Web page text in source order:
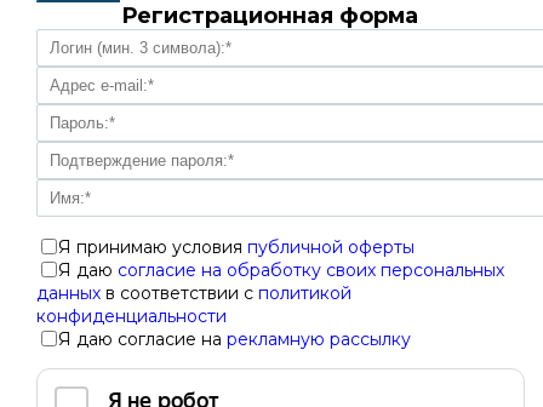
Регистрационная форма
Я принимаю условияпубличной оферты
Я даю согласие на обработку своих персональных
данных в соответствии сполитикой
конфиденциальности
Я даю согласие нарекламную рассылку